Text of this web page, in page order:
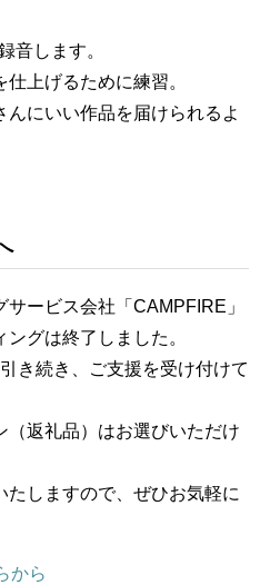
音します。
上げるために練習。
にいい作品を届けられるよ
ービス会社「CAMPFIRE」
グは終了しました。
き続き、ご支援を受け付けて
（返礼品）はお選びいただけ
たしますので、ぜひお気軽に
から